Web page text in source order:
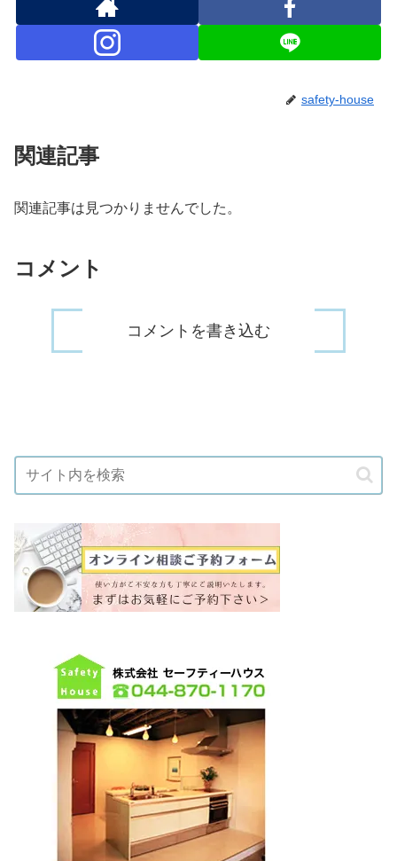
safety-house
関連記事
関連記事は見つかりませんでした。
コメント
コメントを書き込む